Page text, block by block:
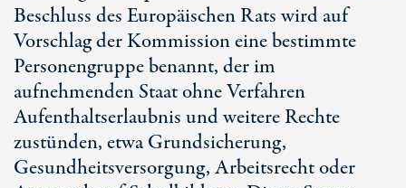
Beschluss des Europäischen Rats wird auf
Vorschlag der Kommission eine bestimmte
Personengruppe benannt, der im
aufnehmenden Staat ohne Verfahren
Aufenthaltserlaubnis und weitere Rechte
zustünden, etwa Grundsicherung,
Gesundheitsversorgung, Arbeitsrecht oder